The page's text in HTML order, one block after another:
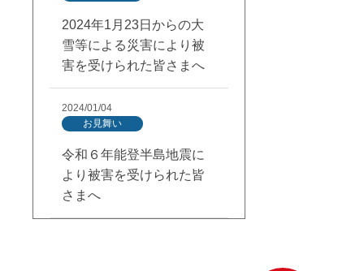
2024年1月23日からの大
雪等による災害により被
害を受けられた皆さまへ
2024/01/04
お見舞い
令和６年能登半島地震に
より被害を受けられた皆
さまへ